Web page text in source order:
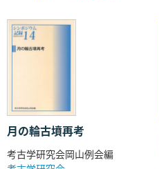
月の輪古墳再考
考古学研究会岡山例会編